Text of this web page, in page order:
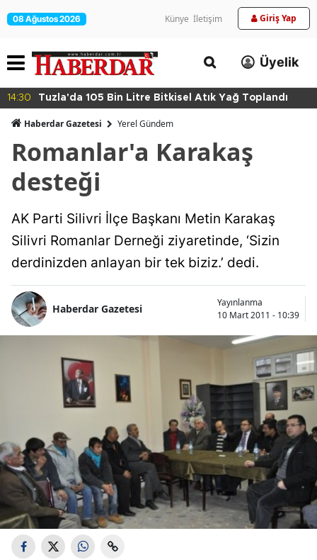
08 Ağustos 2026 Künye İletişim Giriş Yap
Üyelik
14:30 Tuzla'da 105 Bin Litre Bitkisel Atık Yağ Toplandı
Haberdar Gazetesi Yerel Gündem
Romanlar'a Karakaş
desteği
AK Parti Silivri İlçe Başkanı Metin Karakaş
Silivri Romanlar Derneği ziyaretinde, ‘Sizin
derdinizden anlayan bir tek biziz.’ dedi.
Haberdar Gazetesi
Yayınlanma
10 Mart 2011 - 10:39